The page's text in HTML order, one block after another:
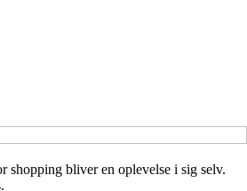
bliver en oplevelse i sig selv.